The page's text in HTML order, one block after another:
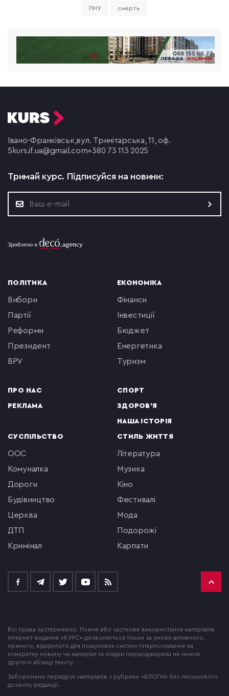
ПНУ смерть
Івано-Франківськ,вул. Тринітарська, 11, оф.
5 kurs.if.ua@gmail.com+380 73 113 2025
Тримай курс. Підписуйся на новини:
ПОЛІТИКА
вибори
партії
реформи
президент
ВРУ
ПРО НАС
РЕКЛАМА
ЕКОНОМІКА
фінанси
інвестиції
бюджет
енергетика
туризм
СПОРТ
ЗДОРОВ'Я
НАША ІСТОРІЯ
СУСПІЛЬСТВО
ООС
комуналка
Дороги
будівництво
церква
ДТП
кримінал
СТИЛЬ ЖИТТЯ
література
музика
кіно
фестивалі
мода
подорожі
Карпати
Всі права застережено. Повне або часткове використання матеріалів
інтернет-видання «КУРС» дозволяється тільки за умови активного,
прямого, відкритого для пошукових систем гіперпосилання на
конкретну новину чи матеріал та згадки першоджерела не нижче
другого абзацу тексту.
Заборонено передрук матеріалів з рубрики «БЛОГИ» без письмового
дозволу редакції.